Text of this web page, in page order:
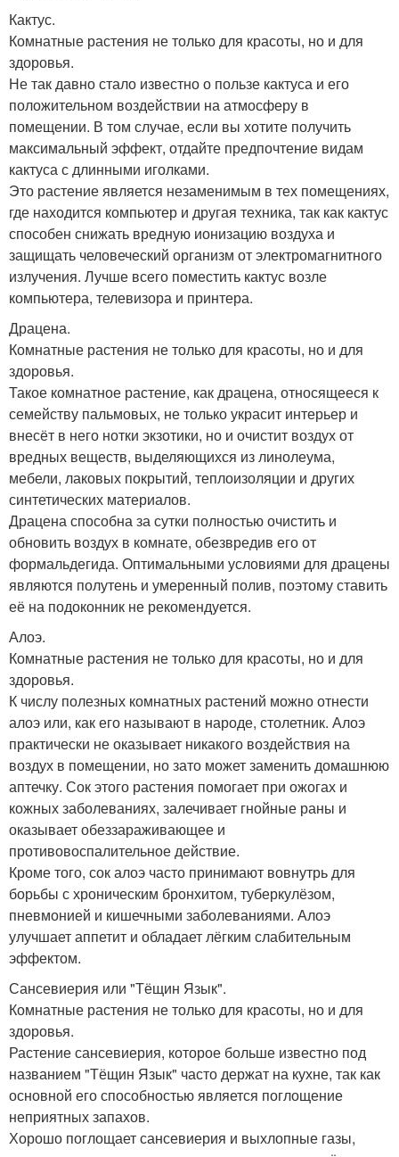
Кактус.
Комнатные растения не только для красоты, но и для
здоровья.
Не так давно стало известно о пользе кактуса и его
положительном воздействии на атмосферу в
помещении. В том случае, если вы хотите получить
максимальный эффект, отдайте предпочтение видам
кактуса с длинными иголками.
Это растение является незаменимым в тех помещениях,
где находится компьютер и другая техника, так как кактус
способен снижать вредную ионизацию воздуха и
защищать человеческий организм от электромагнитного
излучения. Лучше всего поместить кактус возле
компьютера, телевизора и принтера.
Драцена.
Комнатные растения не только для красоты, но и для
здоровья.
Такое комнатное растение, как драцена, относящееся к
семейству пальмовых, не только украсит интерьер и
внесёт в него нотки экзотики, но и очистит воздух от
вредных веществ, выделяющихся из линолеума,
мебели, лаковых покрытий, теплоизоляции и других
синтетических материалов.
Драцена способна за сутки полностью очистить и
обновить воздух в комнате, обезвредив его от
формальдегида. Оптимальными условиями для драцены
являются полутень и умеренный полив, поэтому ставить
её на подоконник не рекомендуется.
Алоэ.
Комнатные растения не только для красоты, но и для
здоровья.
К числу полезных комнатных растений можно отнести
алоэ или, как его называют в народе, столетник. Алоэ
практически не оказывает никакого воздействия на
воздух в помещении, но зато может заменить домашнюю
аптечку. Сок этого растения помогает при ожогах и
кожных заболеваниях, залечивает гнойные раны и
оказывает обеззараживающее и
противовоспалительное действие.
Кроме того, сок алоэ часто принимают вовнутрь для
борьбы с хроническим бронхитом, туберкулёзом,
пневмонией и кишечными заболеваниями. Алоэ
улучшает аппетит и обладает лёгким слабительным
эффектом.
Сансевиерия или "Тёщин Язык".
Комнатные растения не только для красоты, но и для
здоровья.
Растение сансевиерия, которое больше известно под
названием "Тёщин Язык" часто держат на кухне, так как
основной его способностью является поглощение
неприятных запахов.
Хорошо поглощает сансевиерия и выхлопные газы,